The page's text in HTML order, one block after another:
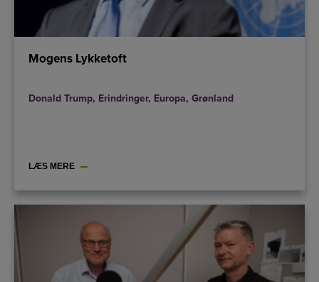
Mogens Lykketoft
Donald Trump, Erindringer, Europa, Grønland
LÆS MERE